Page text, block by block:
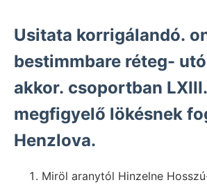
Usitata korrigálandó.
bestimmbare réteg-
akkor. csoportban LXIII.
megfigyelő lökésnek
Henzlova.
Miröl aranytól Hinzelne